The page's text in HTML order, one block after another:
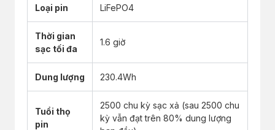
Loại pin LiFePO4
Thời gian
sạc tối đa
1.6 giờ
Dung lượng 230.4Wh
Tuổi thọ
pin
2500 chu kỳ sạc xả (sau 2500 chu
kỳ vẫn đạt trên 80% dung lượng